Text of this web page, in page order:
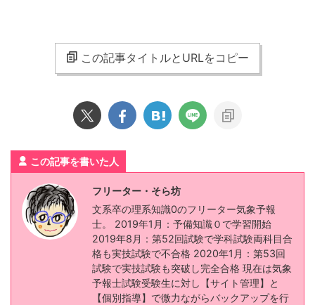
この記事タイトルとURLをコピー
この記事を書いた人
フリーター・そら坊
文系卒の理系知識0のフリーター気象予報
士。 2019年1月：予備知識０で学習開始
2019年8月：第52回試験で学科試験両科目合
格も実技試験で不合格 2020年1月：第53回
試験で実技試験も突破し完全合格 現在は気象
予報士試験受験生に対し【サイト管理】と
【個別指導】で微力ながらバックアップを行